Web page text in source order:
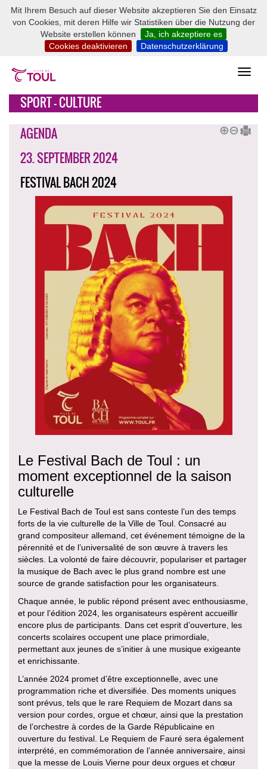
Mit Ihrem Besuch auf dieser Website akzeptieren Sie den Einsatz
von Cookies, mit deren Hilfe wir Statistiken über die Nutzung der
Website erstellen können
Ja, ich akzeptiere es
Cookies deaktivieren
Datenschutzerklärung
SPORT - CULTURE
AGENDA
23. SEPTEMBER 2024
FESTIVAL BACH 2024
Le Festival Bach de Toul : un
moment exceptionnel de la saison
culturelle
Le Festival Bach de Toul est sans conteste l’un des temps
forts de la vie culturelle de la Ville de Toul. Consacré au
grand compositeur allemand, cet événement témoigne de la
pérennité et de l’universalité de son œuvre à travers les
siècles. La volonté de faire découvrir, populariser et partager
la musique de Bach avec le plus grand nombre est une
source de grande satisfaction pour les organisateurs.
Chaque année, le public répond présent avec enthousiasme,
et pour l’édition 2024, les organisateurs espèrent accueillir
encore plus de participants. Dans cet esprit d’ouverture, les
concerts scolaires occupent une place primordiale,
permettant aux jeunes de s’initier à une musique exigeante
et enrichissante.
L’année 2024 promet d’être exceptionnelle, avec une
programmation riche et diversifiée. Des moments uniques
sont prévus, tels que le rare Requiem de Mozart dans sa
version pour cordes, orgue et chœur, ainsi que la prestation
de l’orchestre à cordes de la Garde Républicaine en
ouverture du festival. Le Requiem de Fauré sera également
interprété, en commémoration de l’année anniversaire, ainsi
que la messe de Louis Vierne pour deux orgues et chœur